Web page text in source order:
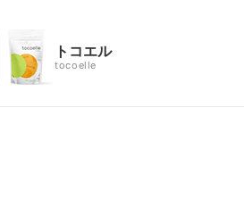
トコエル
tocoelle